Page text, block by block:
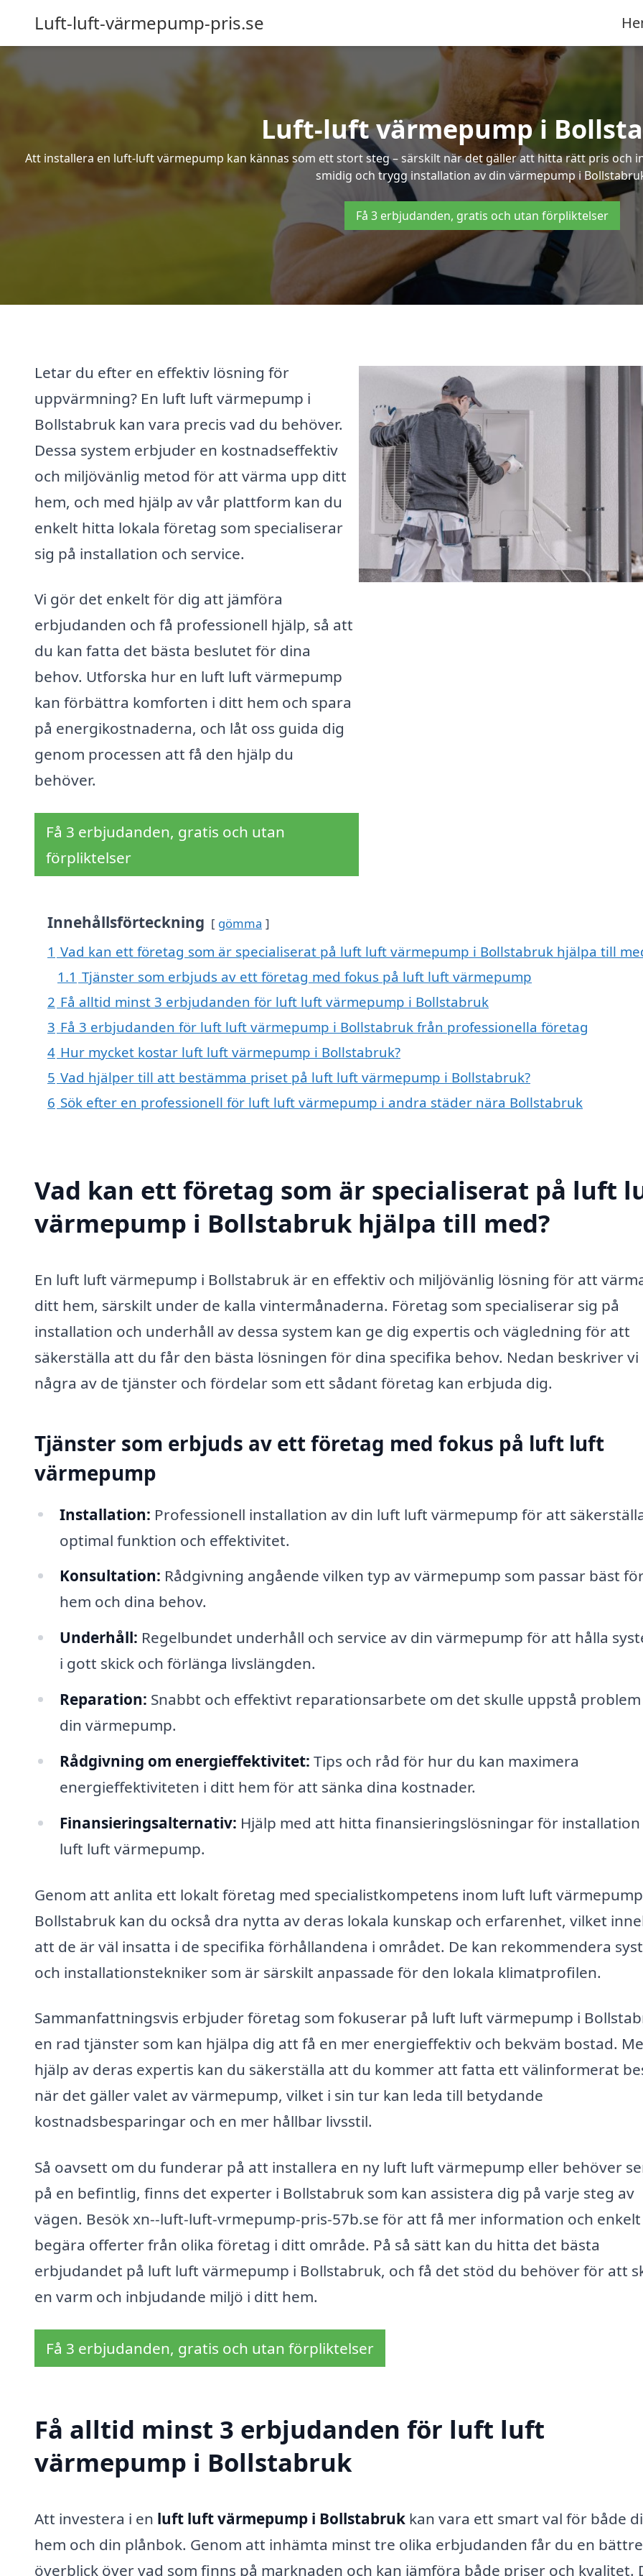
Luft-luft-värmepump-pris.se
Luft-luft värmepump i
Att installera en luft-luft värmepump kan kännas som ett stort steg – särskilt när det gäller att hitta rätt pris och
smidig och trygg installation av din värmepump i
Få 3 erbjudanden, gratis och utan förpliktelser
Letar du efter en effektiv lösning för
uppvärmning? En luft luft värmepump i
Bollstabruk kan vara precis vad du behöver.
Dessa system erbjuder en kostnadseffektiv
och miljövänlig metod för att värma upp ditt
hem, och med hjälp av vår plattform kan du
enkelt hitta lokala företag som specialiserar
sig på installation och service.
Vi gör det enkelt för dig att jämföra
erbjudanden och få professionell hjälp, så att
du kan fatta det bästa beslutet för dina
behov. Utforska hur en luft luft värmepump
kan förbättra komforten i ditt hem och spara
på energikostnaderna, och låt oss guida dig
genom processen att få den hjälp du
behöver.
Få 3 erbjudanden, gratis och utan
förpliktelser
Innehållsförteckning gömma
1 Vad kan ett företag som är specialiserat på luft luft värmepump i Bollstabruk hjälpa till
1.1 Tjänster som erbjuds av ett företag med fokus på luft luft värmepump
2 Få alltid minst 3 erbjudanden för luft luft värmepump i Bollstabruk
3 Få 3 erbjudanden för luft luft värmepump i Bollstabruk från professionella företag
4 Hur mycket kostar luft luft värmepump i Bollstabruk?
5 Vad hjälper till att bestämma priset på luft luft värmepump i Bollstabruk?
6 Sök efter en professionell för luft luft värmepump i andra städer nära Bollstabruk
Vad kan ett företag som är specialiserat på luft
värmepump i Bollstabruk hjälpa till med?
En luft luft värmepump i Bollstabruk är en effektiv och miljövänlig lösning för att
ditt hem, särskilt under de kalla vintermånaderna. Företag som specialiserar sig på
installation och underhåll av dessa system kan ge dig expertis och vägledning för att
säkerställa att du får den bästa lösningen för dina specifika behov. Nedan beskriver vi
några av de tjänster och fördelar som ett sådant företag kan erbjuda dig.
Tjänster som erbjuds av ett företag med fokus på luft luft
värmepump
Installation: Professionell installation av din luft luft värmepump för att
optimal funktion och effektivitet.
Konsultation: Rådgivning angående vilken typ av värmepump som passar bäst
hem och dina behov.
Underhåll: Regelbundet underhåll och service av din värmepump för att hålla
i gott skick och förlänga livslängden.
Reparation: Snabbt och effektivt reparationsarbete om det skulle uppstå
din värmepump.
Rådgivning om energieffektivitet: Tips och råd för hur du kan maximera
energieffektiviteten i ditt hem för att sänka dina kostnader.
Finansieringsalternativ: Hjälp med att hitta finansieringslösningar för installation
luft luft värmepump.
Genom att anlita ett lokalt företag med specialistkompetens inom luft luft
Bollstabruk kan du också dra nytta av deras lokala kunskap och erfarenhet, vilket
att de är väl insatta i de specifika förhållandena i området. De kan rekommendera
och installationstekniker som är särskilt anpassade för den lokala klimatprofilen.
Sammanfattningsvis erbjuder företag som fokuserar på luft luft värmepump i
en rad tjänster som kan hjälpa dig att få en mer energieffektiv och bekväm bostad.
hjälp av deras expertis kan du säkerställa att du kommer att fatta ett välinformerat
när det gäller valet av värmepump, vilket i sin tur kan leda till betydande
kostnadsbesparingar och en mer hållbar livsstil.
Så oavsett om du funderar på att installera en ny luft luft värmepump eller behöver
på en befintlig, finns det experter i Bollstabruk som kan assistera dig på varje steg av
vägen. Besök xn--luft-luft-vrmepump-pris-57b.se för att få mer information och enkelt
begära offerter från olika företag i ditt område. På så sätt kan du hitta det bästa
erbjudandet på luft luft värmepump i Bollstabruk, och få det stöd du behöver för att
en varm och inbjudande miljö i ditt hem.
Få 3 erbjudanden, gratis och utan förpliktelser
Få alltid minst 3 erbjudanden för luft luft
värmepump i Bollstabruk
Att investera i en luft luft värmepump i Bollstabruk kan vara ett smart val för både
hem och din plånbok. Genom att inhämta minst tre olika erbjudanden får du en bättre
överblick över vad som finns på marknaden och kan jämföra både priser och kvalitet.